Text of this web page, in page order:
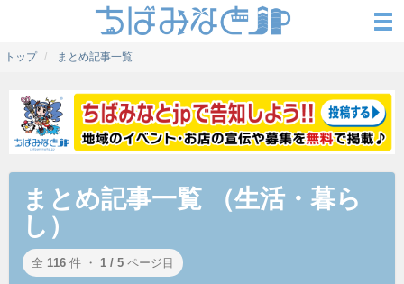
トップ まとめ記事一覧
まとめ記事一覧 （生活・暮ら
し）
全 116 件 ・ 1 / 5 ページ目